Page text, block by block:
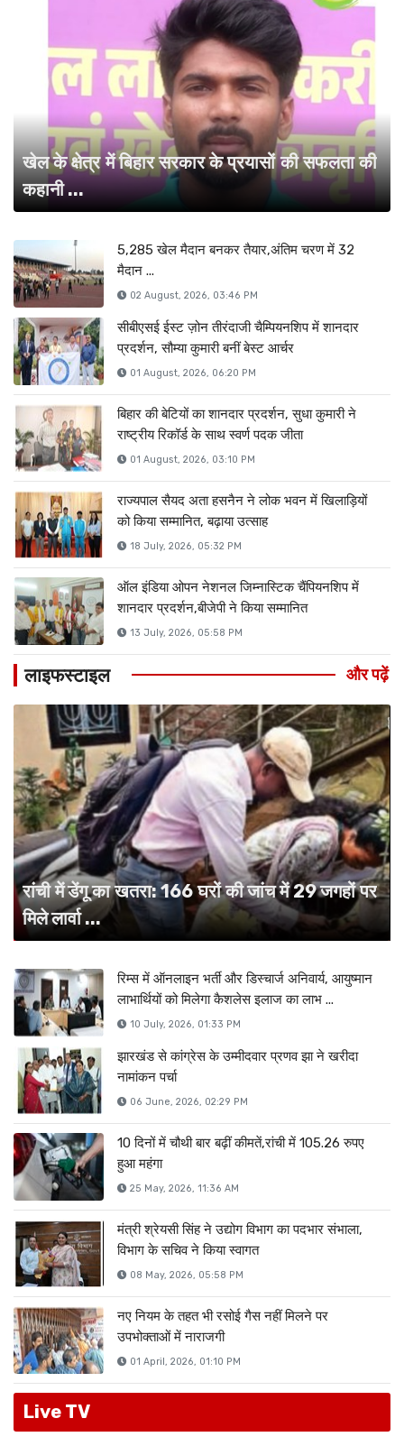
खेल के क्षेत्र में बिहार सरकार के प्रयासों की सफलता की
कहानी ...
5,285 खेल मैदान बनकर तैयार,अंतिम चरण में 32
मैदान ...
02 August, 2026, 03:46 PM
सीबीएसई ईस्ट ज़ोन तीरंदाजी चैम्पियनशिप में शानदार
प्रदर्शन, सौम्या कुमारी बनीं बेस्ट आर्चर
01 August, 2026, 06:20 PM
बिहार की बेटियों का शानदार प्रदर्शन, सुधा कुमारी ने
राष्ट्रीय रिकॉर्ड के साथ स्वर्ण पदक जीता
01 August, 2026, 03:10 PM
राज्यपाल सैयद अता हसनैन ने लोक भवन में खिलाड़ियों
को किया सम्मानित, बढ़ाया उत्साह
18 July, 2026, 05:32 PM
ऑल इंडिया ओपन नेशनल जिम्नास्टिक चैंपियनशिप में
शानदार प्रदर्शन,बीजेपी ने किया सम्मानित
13 July, 2026, 05:58 PM
लाइफस्टाइल और पढ़ें
रांची में डेंगू का खतरा: 166 घरों की जांच में 29 जगहों पर
मिले लार्वा ...
रिम्स में ऑनलाइन भर्ती और डिस्चार्ज अनिवार्य, आयुष्मान
लाभार्थियों को मिलेगा कैशलेस इलाज का लाभ ...
10 July, 2026, 01:33 PM
झारखंड से कांग्रेस के उम्मीदवार प्रणव झा ने खरीदा
नामांकन पर्चा
06 June, 2026, 02:29 PM
10 दिनों में चौथी बार बढ़ीं कीमतें,रांची में 105.26 रुपए
हुआ महंगा
25 May, 2026, 11:36 AM
मंत्री श्रेयसी सिंह ने उद्योग विभाग का पदभार संभाला,
विभाग के सचिव ने किया स्वागत
08 May, 2026, 05:58 PM
नए नियम के तहत भी रसोई गैस नहीं मिलने पर
उपभोक्ताओं में नाराजगी
01 April, 2026, 01:10 PM
Live TV